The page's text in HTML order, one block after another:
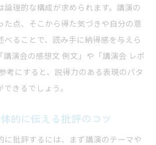
論理的な構成が求められます。講演の
た点、そこから得た気づきや自分の意
べることで、読み手に納得感を与えら
講演会の感想文 例文」や「講演会 レポ
考にすると、説得力のある表現のパタ
きるでしょう。
的に伝える批評のコツ
に批評するには、まず講演のテーマや